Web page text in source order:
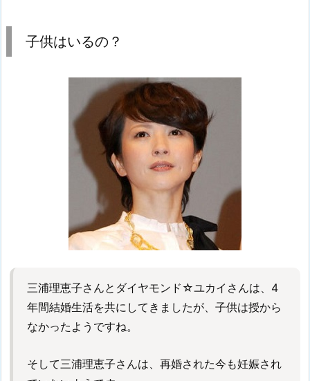
子供はいるの？
三浦理恵子さんとダイヤモンド☆ユカイさんは、4
年間結婚生活を共にしてきましたが、子供は授から
なかったようですね。
そして三浦理恵子さんは、再婚された今も妊娠され